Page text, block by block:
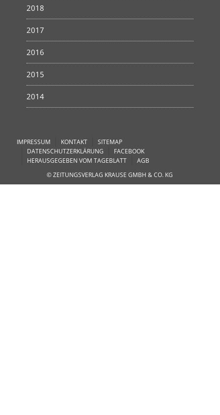
2018
2017
2016
2015
2014
IMPRESSUM KONTAKT
SITEMAP
DATENSCHUTZERKLÄRUNG
FACEBOOK
HERAUSGEGEBEN VOM TAGEBLATT
AGB
© ZEITUNGSVERLAG KRAUSE GMBH & CO. KG